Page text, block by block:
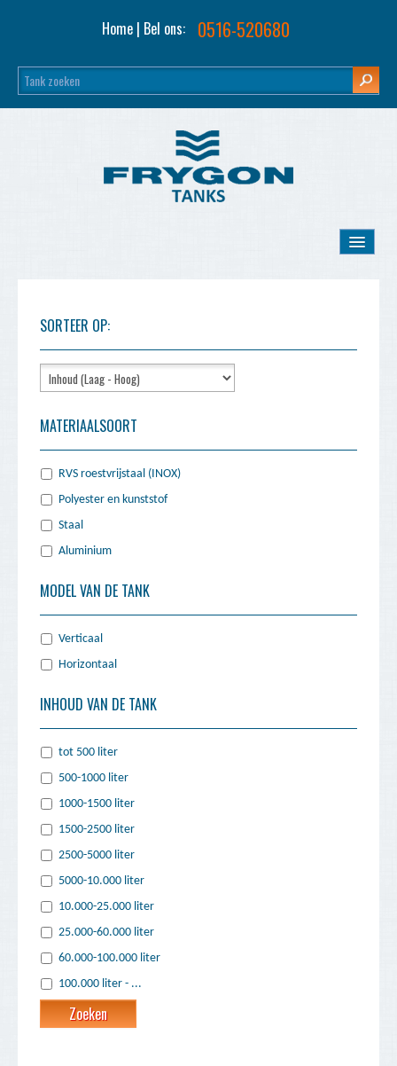
Home| Bel ons: 0516-520680
Opslagtanks
Tank inkoop
Plaats een zoekopdracht
Transport
Service
Contact
SORTEER OP:
MATERIAALSOORT
RVS roestvrijstaal (INOX)
Polyester en kunststof
Staal
Aluminium
MODEL VAN DE TANK
Verticaal
Horizontaal
INHOUD VAN DE TANK
tot 500 liter
500-1000 liter
1000-1500 liter
1500-2500 liter
2500-5000 liter
5000-10.000 liter
10.000-25.000 liter
25.000-60.000 liter
60.000-100.000 liter
100.000 liter - ...